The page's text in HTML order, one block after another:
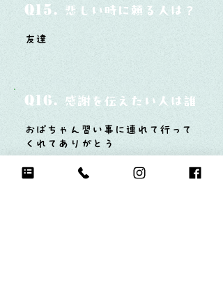
Q15. 悲しい時に頼る人は？
友達
Q16. 感謝を伝えたい人は誰？
おばちゃん習い事に連れて行って
くれてありがとう